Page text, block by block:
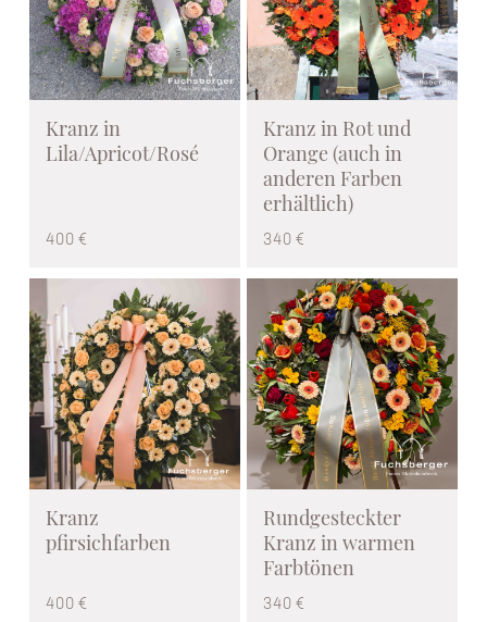
Kranz in
Lila/Apricot/Rosé
400 €
Kranz in Rot und
Orange (auch in
anderen Farben
erhältlich)
340 €
Kranz
pfirsichfarben
400 €
Rundgesteckter
Kranz in warmen
Farbtönen
340 €